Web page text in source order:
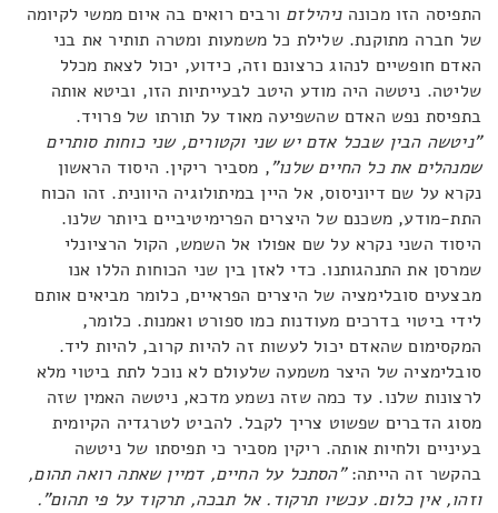
התפיסה הזו מכונהניהילזם ורבים רואים בה איום ממשי לקיומה
של חברה מתוקנת. שלילת כל משמעות ומטרה תותיר את בני
האדם חופשיים לנהוג כרצונם וזה, כידוע, יכול לצאת מכלל
שליטה. ניטשה היה מודע היטב לבעייתיות הזו, וביטא אותה
בתפיסת נפש האדם שהשפיעה מאוד על תורתו של פרויד.
"ניטשה הבין שבכל אדם יש שני וקטורים, שני כוחות סותרים
שמנהלים את כל החיים שלנו", מסביר ריקין. היסוד הראשון
נקרא על שם דיוניסוס, אל היין במיתולוגיה היוונית. זהו הכוח
התת-מודע, משכנם של היצרים הפרימיטיביים ביותר שלנו.
היסוד השני נקרא על שם אפולו אל השמש, הקול הרציונלי
שמרסן את התנהגותנו. כדי לאזן בין שני הכוחות הללו אנו
מבצעים סובלימציה של היצרים הפראיים, כלומר מביאים אותם
לידי ביטוי בדרכים מעודנות כמו ספורט ואמנות. כלומר,
המקסימום שהאדם יכול לעשות זה להיות קרוב, להיות ליד.
סובלימציה של היצר משמעה שלעולם לא נוכל לתת ביטוי מלא
לרצונות שלנו. עד כמה שזה נשמע מדכא, ניטשה האמין שזה
מסוג הדברים שפשוט צריך לקבל. להביט לטרגדיה הקיומית
בעיניים ולחיות אותה. ריקין מסביר כי תפיסתו של ניטשה
בהקשר זה הייתה:"הסתכל על החיים, דמיין שאתה רואה תהום,
וזהו, אין כלום. עכשיו תרקוד. אל תבכה, תרקוד על פי תהום".